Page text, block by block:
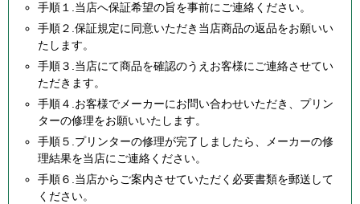
手順１.当店へ保証希望の旨を事前にご連絡ください。
手順２.保証規定に同意いただき当店商品の返品をお願いい
たします。
手順３.当店にて商品を確認のうえお客様にご連絡させてい
ただきます。
手順４.お客様でメーカーにお問い合わせいただき、プリン
ターの修理をお願いいたします。
手順５.プリンターの修理が完了しましたら、メーカーの修
理結果を当店にご連絡ください。
手順６.当店からご案内させていただく必要書類を郵送して
ください。